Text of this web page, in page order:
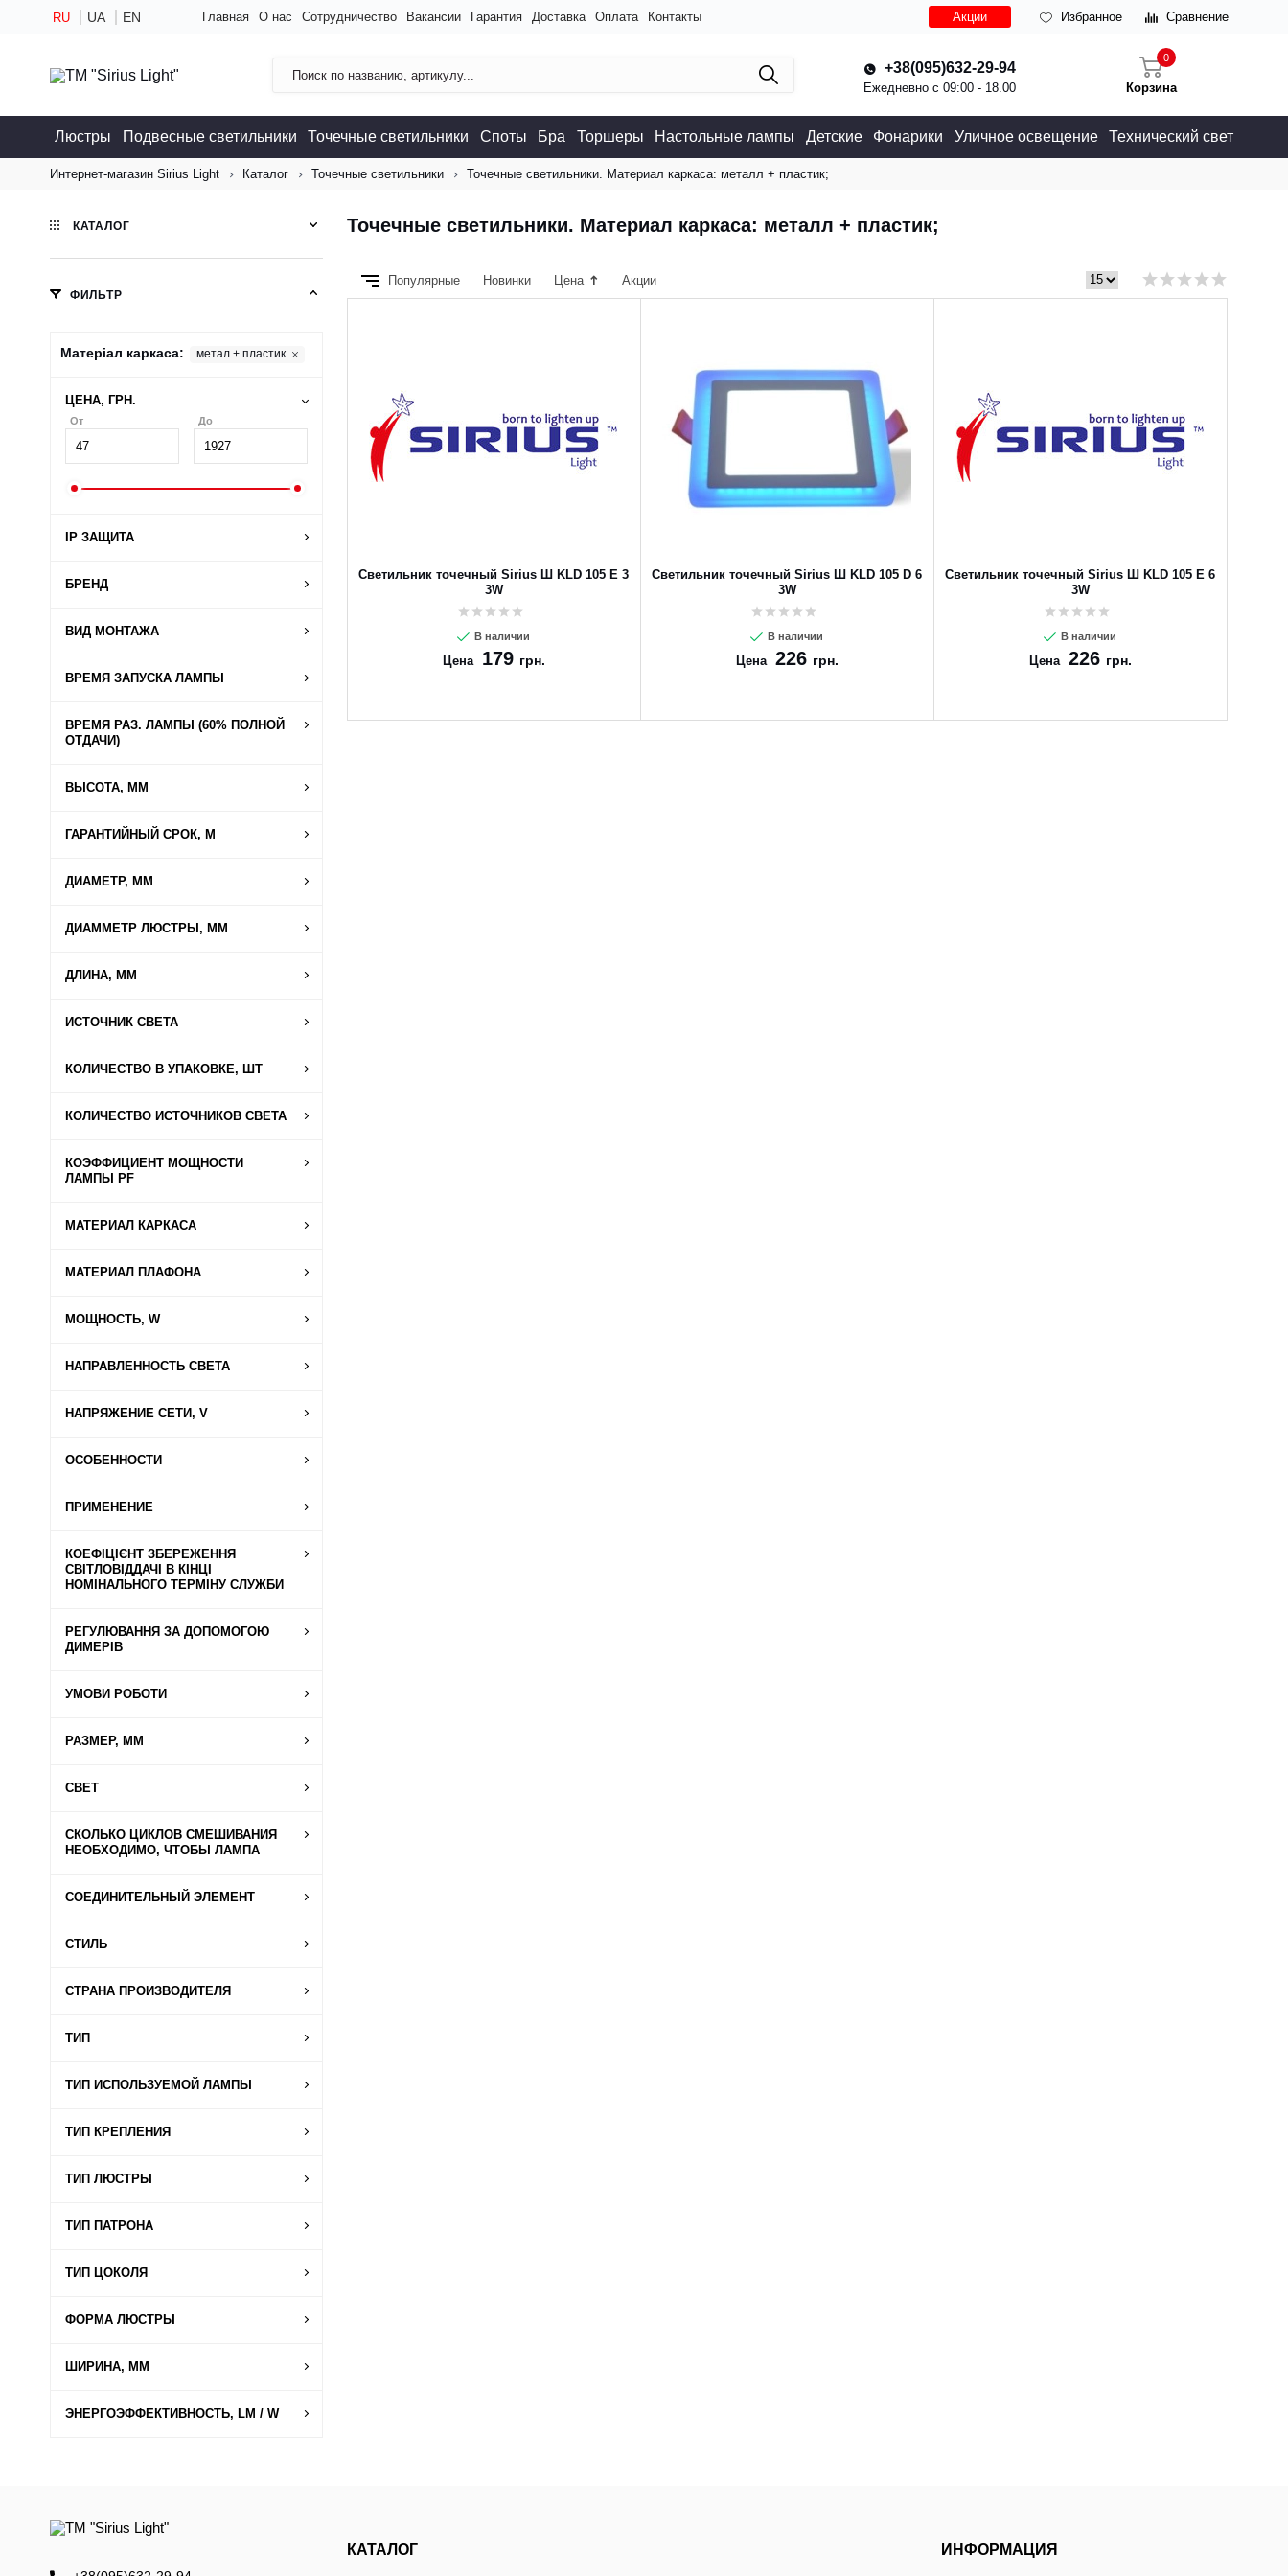
RU UA EN Главная О нас Сотрудничество Вакансии Гарантия Доставка Оплата Контакты Акции Избранное Сравнение
+38(095)632-29-94
Ежедневно с 09:00 - 18.00 Корзина
0
Люстры Подвесные светильники Точечные светильники Споты Бра Торшеры Настольные лампы Детские Фонарики Уличное освещение Технический свет
Интернет-магазин Sirius Light Каталог Точечные светильники Точечные светильники. Материал каркаса: металл + пластик;
Точечные светильники. Материал каркаса: металл + пластик;
Популярные Новинки Цена Акции
Светильник точечный Sirius Ш KLD 105 E 3
3W
В наличии
Цена 179 грн.
Светильник точечный Sirius Ш KLD 105 D 6
3W
В наличии
Цена 226 грн.
Светильник точечный Sirius Ш KLD 105 E 6
3W
В наличии
Цена 226 грн.
КАТАЛОГ
ФИЛЬТР
Матеріал каркаса: метал + пластик
ЦЕНА, ГРН.
От До
IP ЗАЩИТА
БРЕНД
ВИД МОНТАЖА
ВРЕМЯ ЗАПУСКА ЛАМПЫ
ВРЕМЯ РАЗ. ЛАМПЫ (60% ПОЛНОЙ
ОТДАЧИ)
ВЫСОТА, ММ
ГАРАНТИЙНЫЙ СРОК, М
ДИАМЕТР, ММ
ДИАММЕТР ЛЮСТРЫ, ММ
ДЛИНА, ММ
ИСТОЧНИК СВЕТА
КОЛИЧЕСТВО В УПАКОВКЕ, ШТ
КОЛИЧЕСТВО ИСТОЧНИКОВ СВЕТА
КОЭФФИЦИЕНТ МОЩНОСТИ
ЛАМПЫ PF
МАТЕРИАЛ КАРКАСА
МАТЕРИАЛ ПЛАФОНА
МОЩНОСТЬ, W
НАПРАВЛЕННОСТЬ СВЕТА
НАПРЯЖЕНИЕ СЕТИ, V
ОСОБЕННОСТИ
ПРИМЕНЕНИЕ
КОЕФІЦІЄНТ ЗБЕРЕЖЕННЯ
СВІТЛОВІДДАЧІ В КІНЦІ
НОМІНАЛЬНОГО ТЕРМІНУ СЛУЖБИ
РЕГУЛЮВАННЯ ЗА ДОПОМОГОЮ
ДИМЕРІВ
УМОВИ РОБОТИ
РАЗМЕР, ММ
СВЕТ
СКОЛЬКО ЦИКЛОВ СМЕШИВАНИЯ
НЕОБХОДИМО, ЧТОБЫ ЛАМПА
СОЕДИНИТЕЛЬНЫЙ ЭЛЕМЕНТ
СТИЛЬ
СТРАНА ПРОИЗВОДИТЕЛЯ
ТИП
ТИП ИСПОЛЬЗУЕМОЙ ЛАМПЫ
ТИП КРЕПЛЕНИЯ
ТИП ЛЮСТРЫ
ТИП ПАТРОНА
ТИП ЦОКОЛЯ
ФОРМА ЛЮСТРЫ
ШИРИНА, ММ
ЭНЕРГОЭФФЕКТИВНОСТЬ, LM / W
КАТАЛОГ ИНФОРМАЦИЯ